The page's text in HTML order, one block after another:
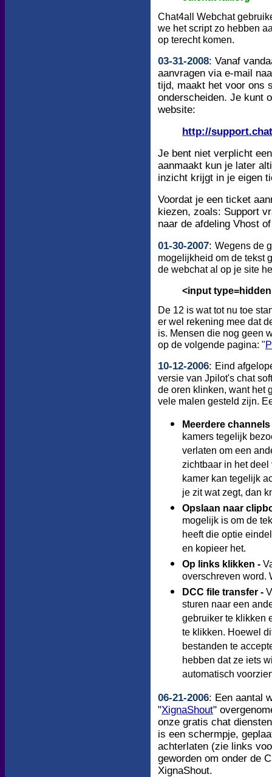
Chat4all Webchat
we het script zo hebben
op terecht komen.
03-31-2008: Vanaf
aanvragen via e-mail
tijd, maakt het voor ons
onderscheiden. Je kunt
website:
http://
Je bent niet verplicht
aanmaakt kun je later
inzicht krijgt in je eigen
Voordat je een ticket
kiezen, zoals: Support
naar de afdeling Vhost
01-30-2007: Wegens de
mogelijkheid om de tekst
de webchat al op je site
<input
De 12 is wat tot nu toe
er wel rekening mee dat
is. Mensen die nog geen
op de volgende pagina: "
10-12-2006: Eind
versie van Jpilot's chat
de oren klinken, want het
vele malen gesteld zijn.
Meerdere
kamers tegelijk
verlaten om een
zichtbaar in het
kamer kan tegelijk
je zit wat zegt, dan
Opslaan naar
mogelijk is om de
heeft die optie
en kopieer het.
Op links klikken -
overschreven word.
DCC file transfer -
sturen naar een
gebruiker te klikken
te klikken. Hoewel
bestanden te
hebben dat ze iets
automatisch
06-21-2006: Een aantal
"XignaShout"
onze gratis chat
is een schermpje,
achterlaten (zie links
geworden om onder de
XignaShout.